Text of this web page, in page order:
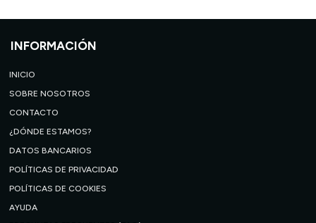
INFORMACIÓN
INICIO
SOBRE NOSOTROS
CONTACTO
¿DÓNDE ESTAMOS?
DATOS BANCARIOS
POLÍTICAS DE PRIVACIDAD
POLÍTICAS DE COOKIES
AYUDA